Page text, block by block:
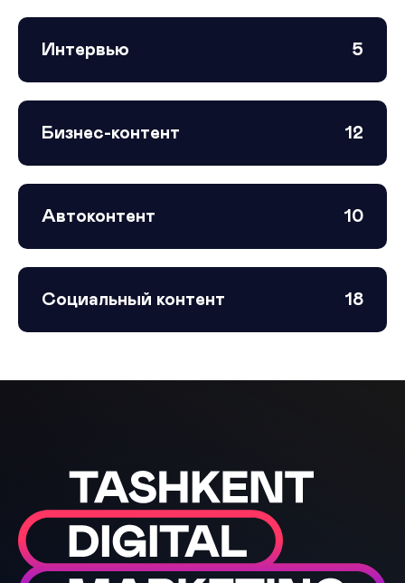
Интервью 5
Бизнес-контент 12
Автоконтент 10
Социальный контент 18